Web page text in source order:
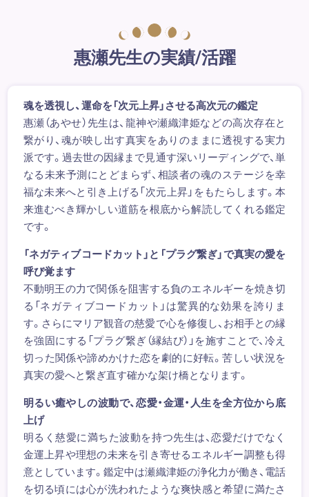
惠瀬先生の実績/活躍
魂を透視し、運命を「次元上昇」させる高次元の鑑定
惠瀬（あやせ）先生は、龍神や瀬織津姫などの高次存在と
繋がり、魂が映し出す真実をありのままに透視する実力
派です。過去世の因縁まで見通す深いリーディングで、単
なる未来予測にとどまらず、相談者の魂のステージを幸
福な未来へと引き上げる「次元上昇」をもたらします。本
来進むべき輝かしい道筋を根底から解読してくれる鑑定
です。
「ネガティブコードカット」と「プラグ繋ぎ」で真実の愛を
呼び覚ます
不動明王の力で関係を阻害する負のエネルギーを焼き切
る「ネガティブコードカット」は驚異的な効果を誇りま
す。さらにマリア観音の慈愛で心を修復し、お相手との縁
を強固にする「プラグ繋ぎ（縁結び）」を施すことで、冷え
切った関係や諦めかけた恋を劇的に好転。苦しい状況を
真実の愛へと繋ぎ直す確かな架け橋となります。
明るい癒やしの波動で、恋愛・金運・人生を全方位から底
上げ
明るく慈愛に満ちた波動を持つ先生は、恋愛だけでなく
金運上昇や理想の未来を引き寄せるエネルギー調整も得
意としています。鑑定中は瀬織津姫の浄化力が働き、電話
を切る頃には心が洗われたような爽快感と希望に満たさ